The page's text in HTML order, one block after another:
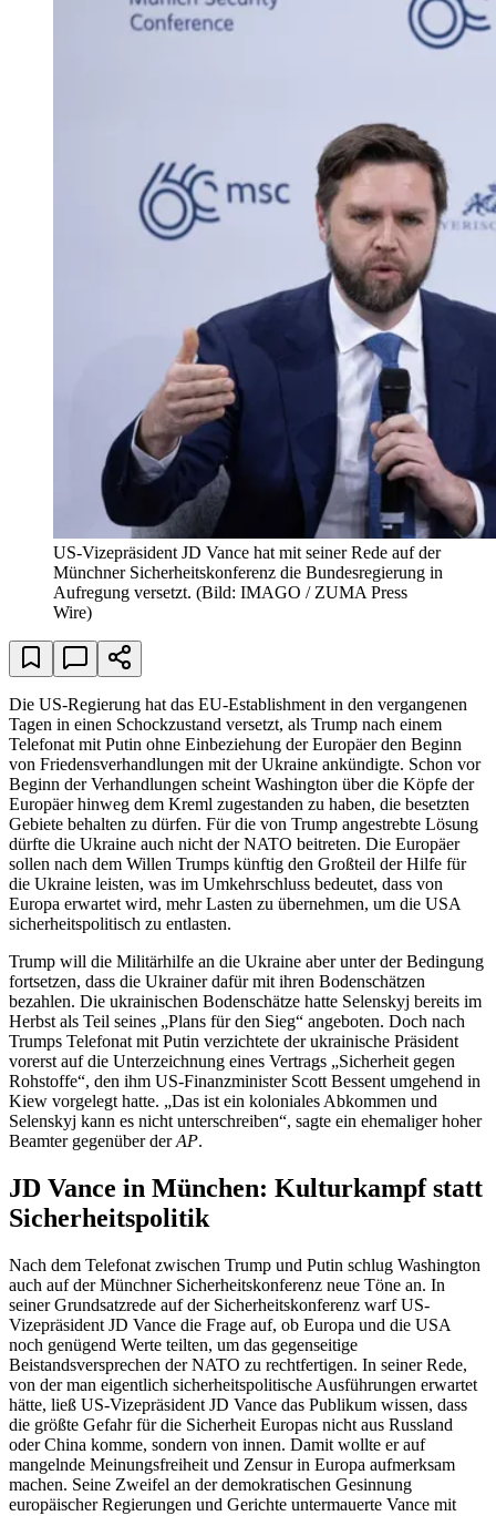
US-Vizepräsident JD Vance hat mit seiner Rede auf der
Münchner Sicherheitskonferenz die Bundesregierung in
Aufregung versetzt. (Bild: IMAGO / ZUMA Press
Wire)
Die US-Regierung hat das EU-Establishment in den vergangenen
Tagen in einen Schockzustand versetzt, als Trump nach einem
Telefonat mit Putin ohne Einbeziehung der Europäer den Beginn
von Friedensverhandlungen mit der Ukraine ankündigte. Schon vor
Beginn der Verhandlungen scheint Washington über die Köpfe der
Europäer hinweg dem Kreml zugestanden zu haben, die besetzten
Gebiete behalten zu dürfen. Für die von Trump angestrebte Lösung
dürfte die Ukraine auch nicht der NATO beitreten. Die Europäer
sollen nach dem Willen Trumps künftig den Großteil der Hilfe für
die Ukraine leisten, was im Umkehrschluss bedeutet, dass von
Europa erwartet wird, mehr Lasten zu übernehmen, um die USA
sicherheitspolitisch zu entlasten.
Trump will die Militärhilfe an die Ukraine aber unter der Bedingung
fortsetzen, dass die Ukrainer dafür mit ihren Bodenschätzen
bezahlen. Die ukrainischen Bodenschätze hatte Selenskyj bereits im
Herbst als Teil seines „Plans für den Sieg“ angeboten. Doch nach
Trumps Telefonat mit Putin verzichtete der ukrainische Präsident
vorerst auf die Unterzeichnung eines Vertrags „Sicherheit gegen
Rohstoffe“, den ihm US-Finanzminister Scott Bessent umgehend in
Kiew vorgelegt hatte. „Das ist ein koloniales Abkommen und
Selenskyj kann es nicht unterschreiben“, sagte ein ehemaliger hoher
Beamter gegenüber derAP.
JD Vance in München: Kulturkampf statt
Sicherheitspolitik
Nach dem Telefonat zwischen Trump und Putin schlug Washington
auch auf der Münchner Sicherheitskonferenz neue Töne an. In
seiner Grundsatzrede auf der Sicherheitskonferenz warf US-
Vizepräsident JD Vance die Frage auf, ob Europa und die USA
noch genügend Werte teilten, um das gegenseitige
Beistandsversprechen der NATO zu rechtfertigen. In seiner Rede,
von der man eigentlich sicherheitspolitische Ausführungen erwartet
hätte, ließ US-Vizepräsident JD Vance das Publikum wissen, dass
die größte Gefahr für die Sicherheit Europas nicht aus Russland
oder China komme, sondern von innen. Damit wollte er auf
mangelnde Meinungsfreiheit und Zensur in Europa aufmerksam
machen. Seine Zweifel an der demokratischen Gesinnung
europäischer Regierungen und Gerichte untermauerte Vance mit